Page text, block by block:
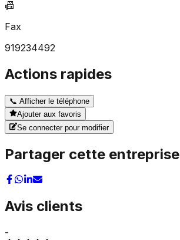
📠
Fax
919234492
Actions rapides
📞 Afficher le téléphone
Ajouter aux favoris
Se connecter pour modifier
Partager cette entreprise
Avis clients
-